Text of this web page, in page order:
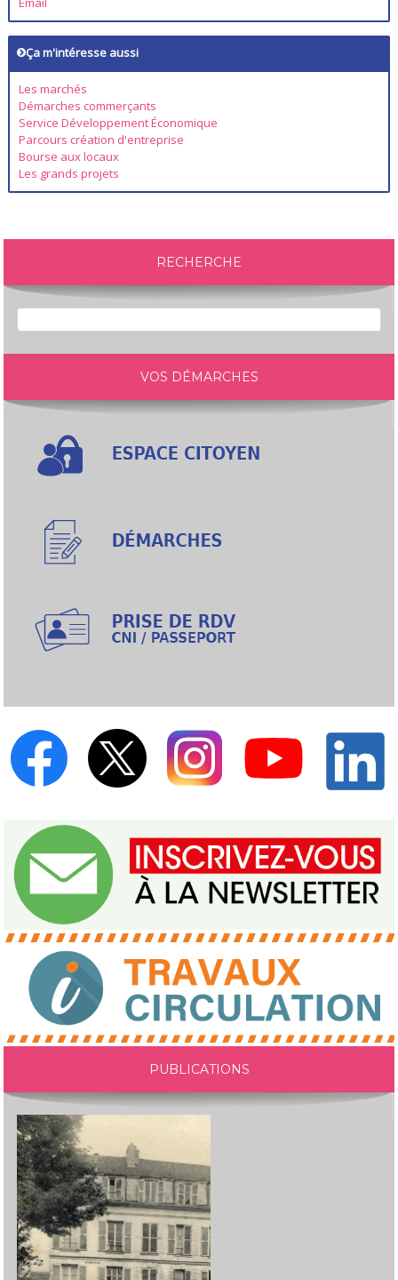
Ça m'intéresse aussi
Les marchés
Démarches commerçants
Service Développement Économique
Parcours création d'entreprise
Bourse aux locaux
Les grands projets
RECHERCHE
VOS DÉMARCHES
PUBLICATIONS